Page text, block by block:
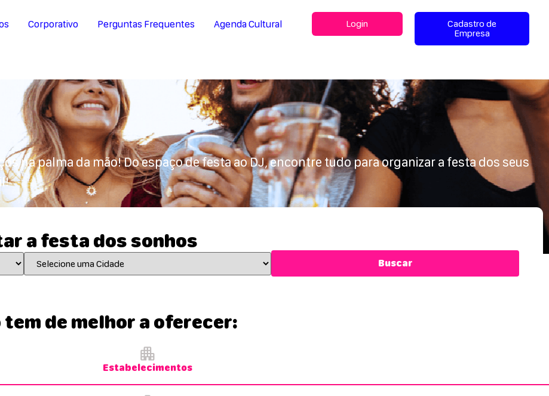
Corporativo Perguntas Frequentes Agenda Cultural Login
Cadastro de
Empresa
na palma da mão! Do espaço de festa ao DJ, encontre tudo para organizar a festa dos seus
a festa dos sonhos
Buscar
de melhor a oferecer:
Estabelecimentos